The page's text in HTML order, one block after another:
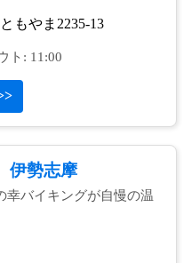
もやま2235-13
ト: 11:00
伊勢志摩
幸バイキングが自慢の温